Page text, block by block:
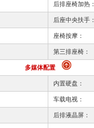
后排座椅加热：
后座中央扶手：
座椅按摩：
第三排座椅：
多媒体配置
内置硬盘：
车载电视：
后排液晶屏：